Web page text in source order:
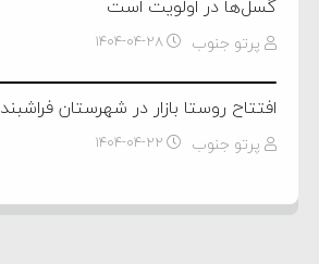
گسل‌ها در اولویت است
پرتو جنوب ۱۴۰۴-۰۴-۲۸
افتتاح روستا بازار در شهرستان فراشبند
پرتو جنوب ۱۴۰۴-۰۴-۲۲